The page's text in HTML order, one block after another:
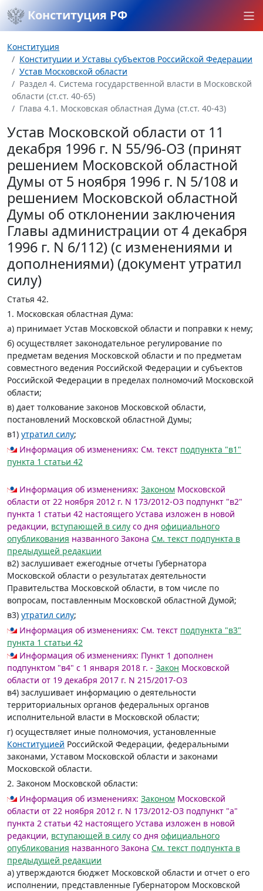
Конституция РФ
Конституция
Конституции и Уставы субъектов Российской Федерации
Устав Московской области
Раздел 4. Система государственной власти в Московской
области (ст.ст. 40-65)
Глава 4.1. Московская областная Дума (ст.ст. 40-43)
Устав Московской области от 11
декабря 1996 г. N 55/96-ОЗ (принят
решением Московской областной
Думы от 5 ноября 1996 г. N 5/108 и
решением Московской областной
Думы об отклонении заключения
Главы администрации от 4 декабря
1996 г. N 6/112) (с изменениями и
дополнениями) (документ утратил
силу)
Статья 42.
1. Московская областная Дума:
а) принимает Устав Московской области и поправки к нему;
б) осуществляет законодательное регулирование по
предметам ведения Московской области и по предметам
совместного ведения Российской Федерации и субъектов
Российской Федерации в пределах полномочий Московской
области;
в) дает толкование законов Московской области,
постановлений Московской областной Думы;
в1) утратил силу;
Информация об изменениях: См. текст подпункта "в1"
пункта 1 статьи 42
Информация об изменениях: Законом Московской
области от 22 ноября 2012 г. N 173/2012-ОЗ подпункт "в2"
пункта 1 статьи 42 настоящего Устава изложен в новой
редакции, вступающей в силу со дня официального
опубликования названного Закона См. текст подпункта в
предыдущей редакции
в2) заслушивает ежегодные отчеты Губернатора
Московской области о результатах деятельности
Правительства Московской области, в том числе по
вопросам, поставленным Московской областной Думой;
в3) утратил силу;
Информация об изменениях: См. текст подпункта "в3"
пункта 1 статьи 42
Информация об изменениях: Пункт 1 дополнен
подпунктом "в4" с 1 января 2018 г. - Закон Московской
области от 19 декабря 2017 г. N 215/2017-ОЗ
в4) заслушивает информацию о деятельности
территориальных органов федеральных органов
исполнительной власти в Московской области;
г) осуществляет иные полномочия, установленные
Конституцией Российской Федерации, федеральными
законами, Уставом Московской области и законами
Московской области.
2. Законом Московской области:
Информация об изменениях: Законом Московской
области от 22 ноября 2012 г. N 173/2012-ОЗ подпункт "а"
пункта 2 статьи 42 настоящего Устава изложен в новой
редакции, вступающей в силу со дня официального
опубликования названного Закона См. текст подпункта в
предыдущей редакции
а) утверждаются бюджет Московской области и отчет о его
исполнении, представленные Губернатором Московской